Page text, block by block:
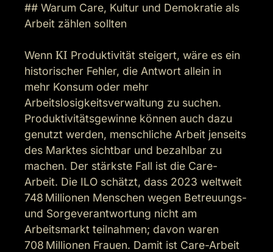
## Warum Care, Kultur und Demokratie als
Arbeit zählen sollten
Wenn KI Produktivität steigert, wäre es ein
historischer Fehler, die Antwort allein in
mehr Konsum oder mehr
Arbeitslosigkeitsverwaltung zu suchen.
Produktivitätsgewinne können auch dazu
genutzt werden, menschliche Arbeit jenseits
des Marktes sichtbar und bezahlbar zu
machen. Der stärkste Fall ist die Care-
Arbeit. Die ILO schätzt, dass 2023 weltweit
748 Millionen Menschen wegen Betreuungs-
und Sorgeverantwortung nicht am
Arbeitsmarkt teilnahmen; davon waren
708 Millionen Frauen. Damit ist Care-Arbeit